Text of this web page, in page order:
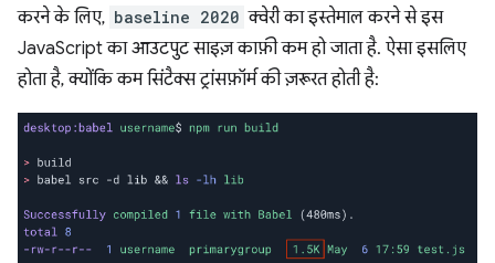
करने के लिए, baseline 2020 क्वेरी का इस्तेमाल करने से इस
JavaScript का आउटपुट साइज़ काफ़ी कम हो जाता है. ऐसा इसलिए
होता है, क्योंकि कम सिंटैक्स ट्रांसफ़ॉर्म की ज़रूरत होती है: